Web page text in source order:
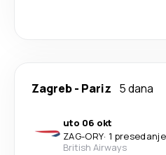
Zagreb- Pariz 5 dana
uto 06 okt
ZAG-ORY· 1 presedanje
British Airways